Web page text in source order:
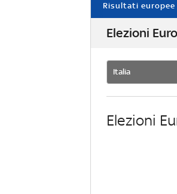
Risultati europee
Elezioni
Italia
Elezioni